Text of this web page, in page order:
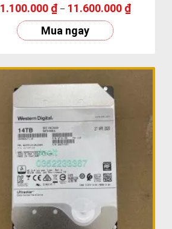
1.100.000 ₫ – 11.600.000 ₫
Mua ngay